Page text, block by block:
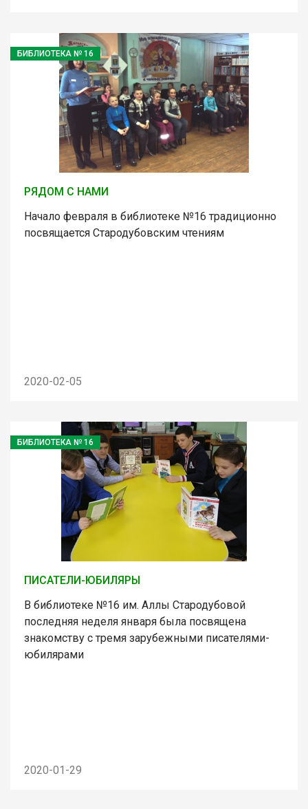
БИБЛИОТЕКА № 16
РЯДОМ С НАМИ
Начало февраля в библиотеке №16 традиционно
посвящается Стародубовским чтениям
2020-02-05
БИБЛИОТЕКА № 16
ПИСАТЕЛИ-ЮБИЛЯРЫ
В библиотеке №16 им. Аллы Стародубовой
последняя неделя января была посвящена
знакомству с тремя зарубежными писателями-
юбилярами
2020-01-29